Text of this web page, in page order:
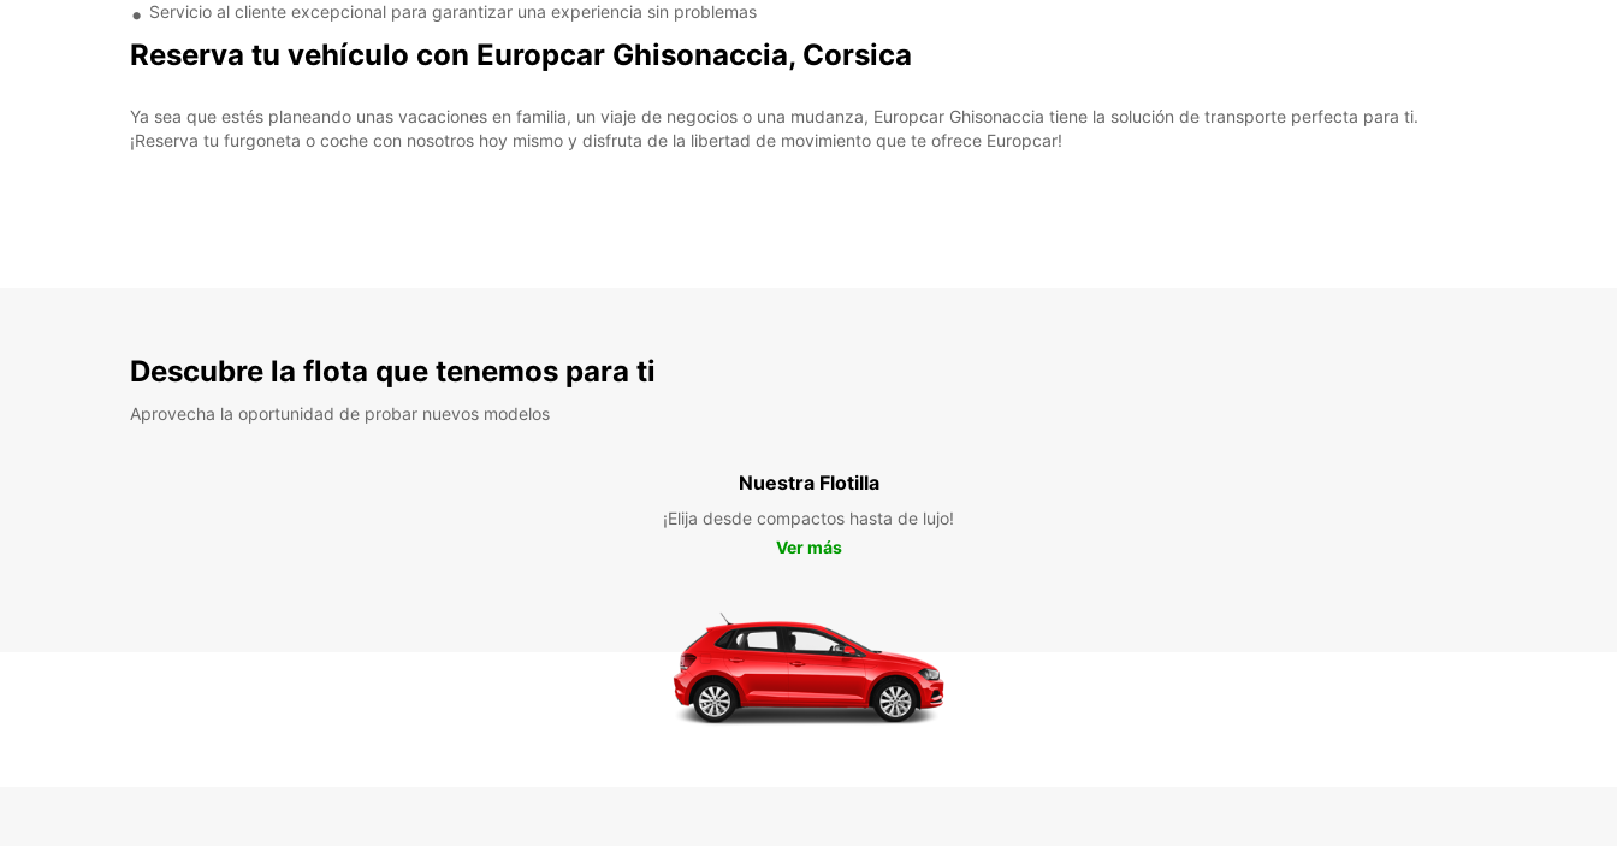
Servicio al cliente excepcional para garantizar una experiencia sin problemas
Reserva tu vehículo con Europcar Ghisonaccia, Corsica
Ya sea que estés planeando unas vacaciones en familia, un viaje de negocios o una mudanza, Europcar Ghisonaccia tiene la solución de transporte perfecta para ti.
¡Reserva tu furgoneta o coche con nosotros hoy mismo y disfruta de la libertad de movimiento que te ofrece Europcar!
Descubre la flota que tenemos para ti
Aprovecha la oportunidad de probar nuevos modelos
Nuestra Flotilla
¡Elija desde compactos hasta de lujo!
Ver más